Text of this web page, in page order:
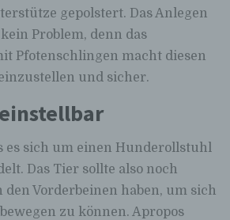
gepolstert. Das Anlegen
Problem, denn das
Pfotenschlingen macht diesen
und sicher.
es sich um einen Hunderollstuhl
Das Tier sollte also noch
Vorderbeinen haben, um sich
zu können. Apropos